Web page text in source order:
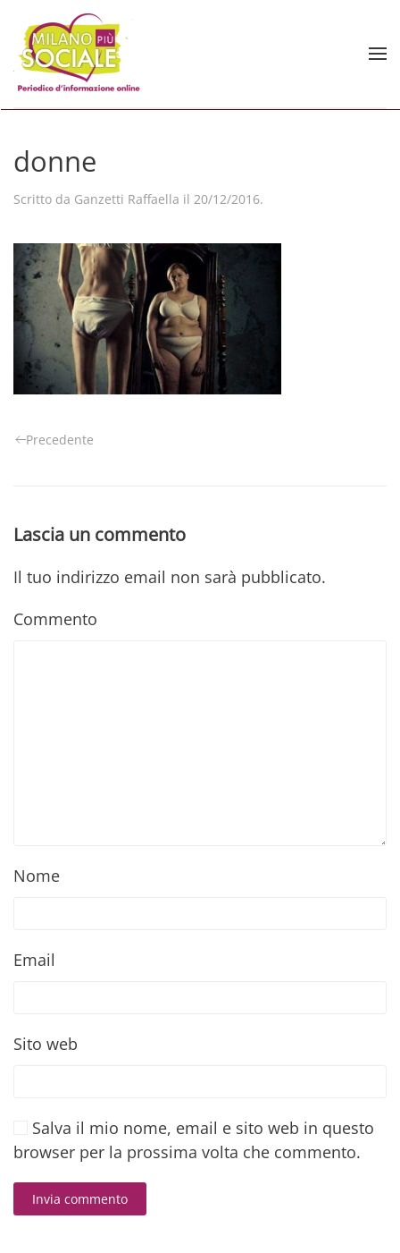
Skip to main content
donne
Scritto da Ganzetti Raffaella il 20/12/2016.
Precedente
Lascia un commento
Il tuo indirizzo email non sarà pubblicato.
Commento
Nome
Email
Sito web
Salva il mio nome, email e sito web in questo
browser per la prossima volta che commento.
Invia commento